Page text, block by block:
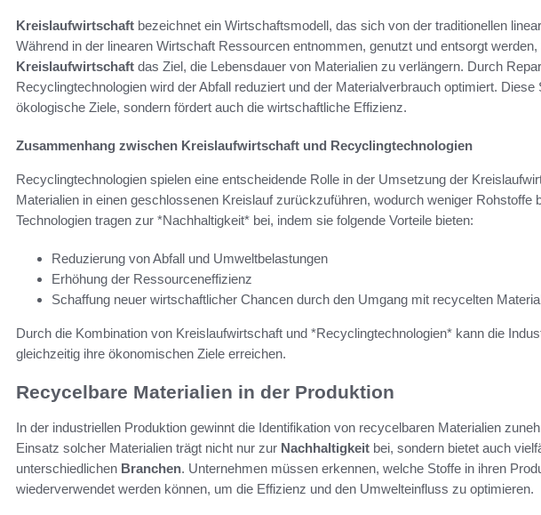
Kreislaufwirtschaft bezeichnet ein Wirtschaftsmodell, das sich von der traditionellen
Während in der linearen Wirtschaft Ressourcen entnommen, genutzt und entsorgt werden,
Kreislaufwirtschaft das Ziel, die Lebensdauer von Materialien zu verlängern. Durch
Recyclingtechnologien wird der Abfall reduziert und der Materialverbrauch optimiert.
ökologische Ziele, sondern fördert auch die wirtschaftliche Effizienz.
Zusammenhang zwischen Kreislaufwirtschaft und Recyclingtechnologien
Recyclingtechnologien spielen eine entscheidende Rolle in der Umsetzung der
Materialien in einen geschlossenen Kreislauf zurückzuführen, wodurch weniger Rohstoffe
Technologien tragen zur *Nachhaltigkeit* bei, indem sie folgende Vorteile bieten:
Reduzierung von Abfall und Umweltbelastungen
Erhöhung der Ressourceneffizienz
Schaffung neuer wirtschaftlicher Chancen durch den Umgang mit recycelten
Durch die Kombination von Kreislaufwirtschaft und *Recyclingtechnologien* kann die
gleichzeitig ihre ökonomischen Ziele erreichen.
Recycelbare Materialien in der Produktion
In der industriellen Produktion gewinnt die Identifikation von recycelbaren Materialien
Einsatz solcher Materialien trägt nicht nur zur Nachhaltigkeit bei, sondern bietet auch
unterschiedlichen Branchen. Unternehmen müssen erkennen, welche Stoffe in ihren
wiederverwendet werden können, um die Effizienz und den Umwelteinfluss zu optimieren.